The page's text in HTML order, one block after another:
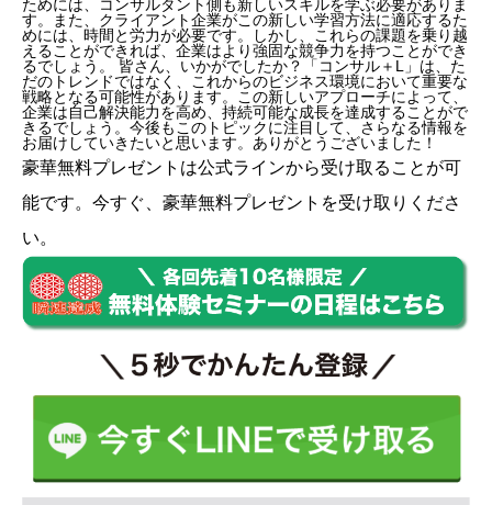
ためには、コンサルタント側も新しいスキルを学ぶ必要がありま
す。また、クライアント企業がこの新しい学習方法に適応するた
めには、時間と労力が必要です。しかし、これらの課題を乗り越
えることができれば、企業はより強固な競争力を持つことができ
るでしょう。 皆さん、いかがでしたか？「コンサル＋L」は、た
だのトレンドではなく、これからのビジネス環境において重要な
戦略となる可能性があります。この新しいアプローチによって、
企業は自己解決能力を高め、持続可能な成長を達成することがで
きるでしょう。今後もこのトピックに注目して、さらなる情報を
お届けしていきたいと思います。ありがとうございました！
豪華無料プレゼントは公式ラインから受け取ることが可
能です。今すぐ、豪華無料プレゼントを受け取りくださ
い。